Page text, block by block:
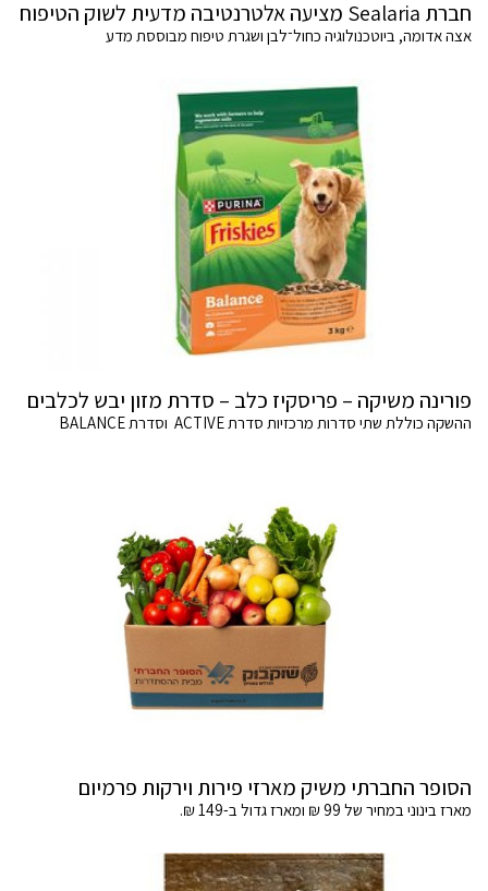
חברת Sealaria מציעה אלטרנטיבה מדעית לשוק הטיפוח
אצה אדומה, ביוטכנולוגיה כחול־לבן ושגרת טיפוח מבוססת מדע
פורינה משיקה – פריסקיז כלב – סדרת מזון יבש לכלבים
ההשקה כוללת שתי סדרות מרכזיות סדרת ACTIVE וסדרת BALANCE
הסופר החברתי משיק מארזי פירות וירקות פרמיום
מארז בינוני במחיר של 99 ₪ ומארז גדול ב-149 ₪.